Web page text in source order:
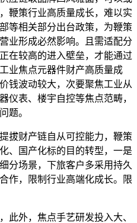
鞭策行业高质量成长，难以实
等相关部分出台政策，为鞭策
业形成必然影响。且需适配分
在较高的进入壁垒，才能通过
业焦点元器件财产高质量成
钱波动较大，次要聚焦工业从
仪表、楼宇自控等焦点范畴，
题。
财产链自从可控能力，鞭策
、国产化标的目的转型，一是
分场景，下旅客户多采用持久
作，限制行业高端化成长。限
外，焦点手艺研发投入大、